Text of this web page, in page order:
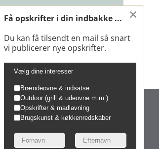
Rotisserie – til Forno EL Medio ×
Få opskrifter i din indbakke ...
Du kan få tilsendt en mail så snart
vi publicerer nye opskrifter.
Vælg dine interesser
Brændeovne & indsatse
Outdoor (grill & udeovne m.m.)
Opskrifter & madlavning
Brugskunst & køkkenredskaber